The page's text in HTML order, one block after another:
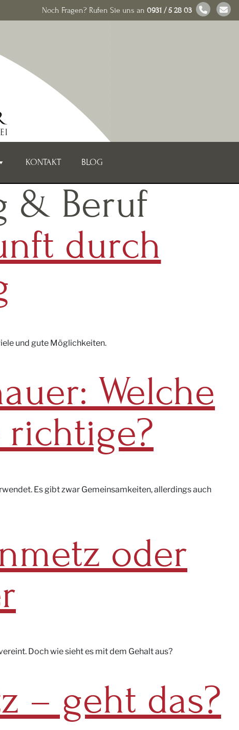
Noch Fragen? Rufen Sie uns an 0931 / 5 28 03
KONTAKT BLOG
& Beruf
durch
und gute Möglichkeiten.
Welche
Es gibt zwar Gemeinsamkeiten, allerdings auch
oder
Doch wie sieht es mit dem Gehalt aus?
– geht das?